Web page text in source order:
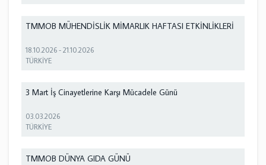
TMMOB MÜHENDİSLİK MİMARLIK HAFTASI ETKİNLİKLERİ
18.10.2026 -21.10.2026
TÜRKİYE
3 Mart İş Cinayetlerine Karşı Mücadele Günü
03.03.2026
TÜRKİYE
TMMOB DÜNYA GIDA GÜNÜ